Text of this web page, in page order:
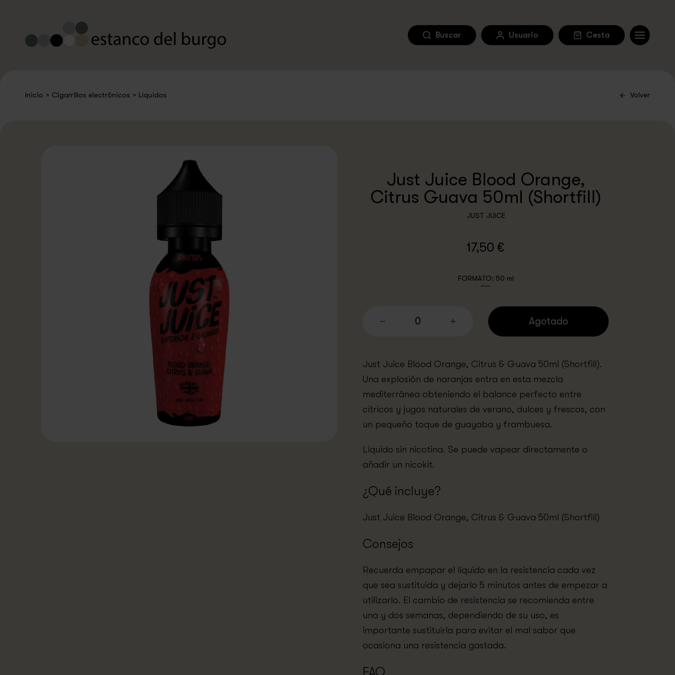
Buscar Usuario Cesta
Inicio > Cigarrillos electrónicos > Líquidos Volver
Just Juice Blood Orange,
Citrus Guava 50ml (Shortfill)
JUST JUICE
17,50 €
FORMATO: 50 ml
0 Agotado
Just Juice Blood Orange, Citrus & Guava 50ml (Shortfill).
Una explosión de naranjas entra en esta mezcla
mediterránea obteniendo el balance perfecto entre
cítricos y jugos naturales de verano, dulces y frescos, con
un pequeño toque de guayaba y frambuesa.
Líquido sin nicotina. Se puede vapear directamente o
añadir un nicokit.
¿Qué incluye?
Just Juice Blood Orange, Citrus & Guava 50ml (Shortfill)
Consejos
Recuerda empapar el líquido en la resistencia cada vez
que sea sustituida y dejarlo 5 minutos antes de empezar a
utilizarlo. El cambio de resistencia se recomienda entre
una y dos semanas, dependiendo de su uso, es
importante sustituirla para evitar el mal sabor que
ocasiona una resistencia gastada.
FAQ